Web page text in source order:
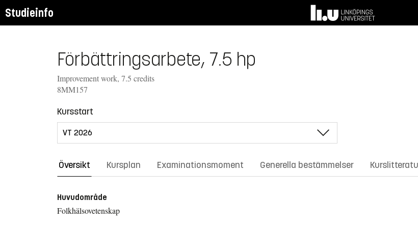
Studieinfo
Förbättringsarbete, 7.5 hp
Improvement work, 7.5 credits
8MM157
Kursstart
Översikt Kursplan Examinationsmoment Generella bestämmelser
Huvudområde
Folkhälsovetenskap